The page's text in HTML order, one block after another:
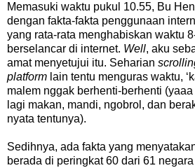
Memasuki waktu pukul 10.55, Bu
dengan fakta-fakta penggunaan
yang rata-rata menghabiskan waktu
berselancar di internet. Well, aku
amat menyetujui itu. Seharian
platform lain tentu menguras waktu,
malem nggak berhenti-berhenti
lagi makan, mandi, ngobrol, dan
nyata tentunya).
Sedihnya, ada fakta yang
berada di peringkat 60 dari 61